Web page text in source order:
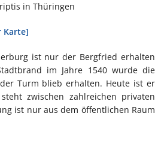
in Thüringen
Karte]
ist nur der Bergfried erhalten
im Jahre 1540 wurde die
Turm blieb erhalten. Heute ist er
zwischen zahlreichen privaten
ist nur aus dem öffentlichen Raum